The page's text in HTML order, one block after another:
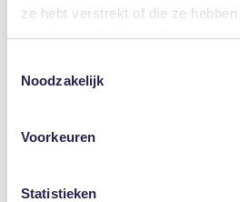
ze hebt verstrekt of die ze
van jouw gebruik van hun
Noodzakelijk
Voorkeuren
Statistieken